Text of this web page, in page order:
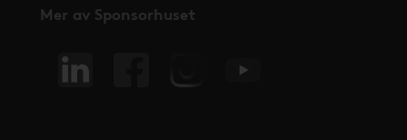
Mer av Sponsorhuset